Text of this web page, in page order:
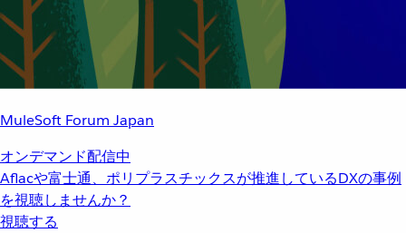
MuleSoft Forum Japan
オンデマンド配信中
Aflacや富士通、ポリプラスチックスが推進しているDXの事例
を視聴しませんか？
視聴する